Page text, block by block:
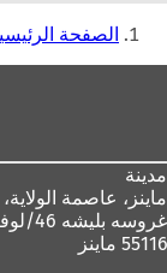
أنت الصفحة
مدينة
ماينز، عاصمة الولاية،
غروسه بليشه 46/لوفنهوفشتراسه 1،
55116 ماينز